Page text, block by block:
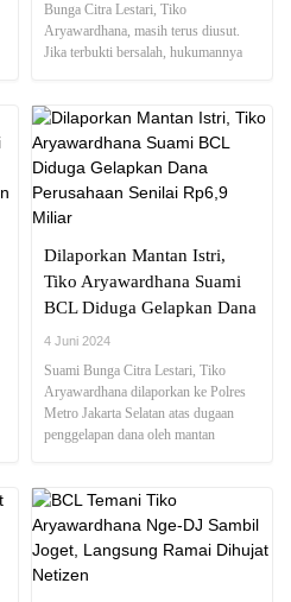
Bunga Citra Lestari, Tiko
Aryawardhana, masih terus diusut.
Jika terbukti bersalah, hukumannya
Dilaporkan Mantan Istri,
Tiko Aryawardhana Suami
BCL Diduga Gelapkan Dana
Perusahaan Senilai Rp6,9
4 Juni 2024
Suami Bunga Citra Lestari, Tiko
Aryawardhana dilaporkan ke Polres
Metro Jakarta Selatan atas dugaan
penggelapan dana oleh mantan